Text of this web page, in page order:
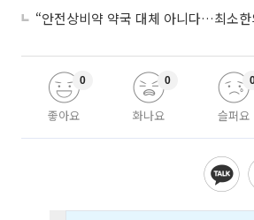
“안전상비약 약국 대체 아니다…최소
좋아요
0
화나요
0
슬퍼요